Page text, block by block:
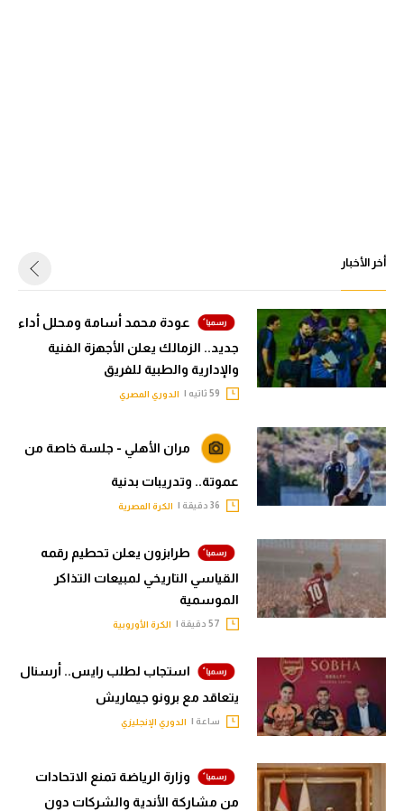
أخر الأخبار
عودة محمد أسامة ومحلل أداء
جديد.. الزمالك يعلن الأجهزة الفنية
والإدارية والطبية للفريق
الدوري المصري
مران الأهلي - جلسة خاصة من
عموتة.. وتدريبات بدنية
الكرة المصرية
طرابزون يعلن تحطيم رقمه
القياسي التاريخي لمبيعات التذاكر
الموسمية
الكرة الأوروبية
استجاب لطلب رايس.. أرسنال
يتعاقد مع برونو جيماريش
ساعة | الدوري الإنجليزي
وزارة الرياضة تمنع الاتحادات
من مشاركة الأندية والشركات دون